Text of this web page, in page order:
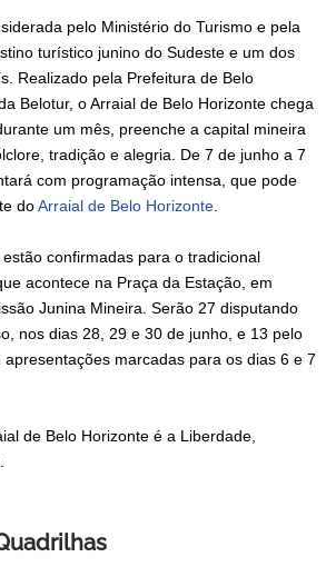
pelo Ministério do Turismo e pela
turístico junino do Sudeste e um dos
Realizado pela Prefeitura de Belo
Belotur, o Arraial de Belo Horizonte chega
um mês, preenche a capital mineira
tradição e alegria. De 7 de junho a 7
com programação intensa, que pode
doArraial de Belo Horizonte.
confirmadas para o tradicional
acontece na Praça da Estação, em
Junina Mineira. Serão 27 disputando
nos dias 28, 29 e 30 de junho, e 13 pelo
marcadas para os dias 6 e 7
de Belo Horizonte é a Liberdade,